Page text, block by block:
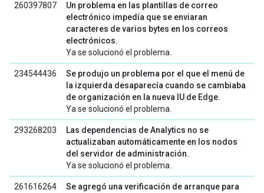
260397807
Un problema en las plantillas de correo
electrónico impedía que se enviaran
caracteres de varios bytes en los correos
electrónicos.
Ya se solucionó el problema.
234544436
Se produjo un problema por el que el menú de
la izquierda desaparecía cuando se cambiaba
de organización en la nueva IU de Edge.
Ya se solucionó el problema.
293268203
Las dependencias de Analytics no se
actualizaban automáticamente en los nodos
del servidor de administración.
Ya se solucionó el problema.
261616264
Se agregó una verificación de arranque para